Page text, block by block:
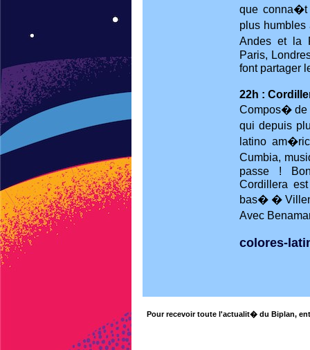
que conna�t
plus
Andes et la
Paris,
font partager
22h :
Compos� de
qui depuis
latino
Cumbia,
passe !
Cordillera
bas� �
Avec
colores-
Pour recevoir toute l'actualit� du Biplan,